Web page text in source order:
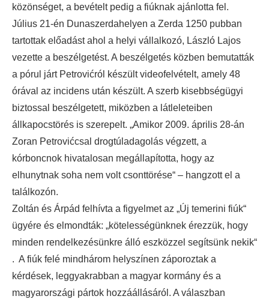
közönséget, a bevételt pedig a fiúknak ajánlotta fel.
Július 21-én Dunaszerdahelyen a Zerda 1250 pubban
tartottak előadást ahol a helyi vállalkozó, László Lajos
vezette a beszélgetést. A beszélgetés közben bemutatták
a pórul járt Petrovićról készült videofelvételt, amely 48
órával az incidens után készült. A szerb kisebbségügyi
biztossal beszélgetett, miközben a látleleteiben
állkapocstörés is szerepelt. „Amikor 2009. április 28-án
Zoran Petrovićcsal drogtúladagolás végzett, a
kórboncnok hivatalosan megállapította, hogy az
elhunytnak soha nem volt csonttörése“ – hangzott el a
találkozón.
Zoltán és Árpád felhívta a figyelmet az „Új temerini fiúk“
ügyére és elmondták: „kötelességünknek érezzük, hogy
minden rendelkezésünkre álló eszközzel segítsünk nekik“
. A fiúk felé mindhárom helyszínen záporoztak a
kérdések, leggyakrabban a magyar kormány és a
magyarországi pártok hozzáállásáról. A válaszban